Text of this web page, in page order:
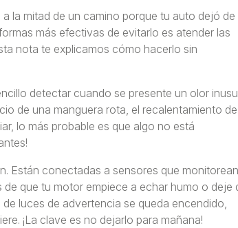
la mitad de un camino porque tu auto dejó de
más efectivas de evitarlo es atender las
nota te explicamos cómo hacerlo sin
detectar cuando se presente un olor
de una manguera rota, el recalentamiento de
lo más probable es que algo no está
Están conectadas a sensores que monitorean
que tu motor empiece a echar humo o deje
luces de advertencia se queda encendido,
¡La clave es no dejarlo para mañana!